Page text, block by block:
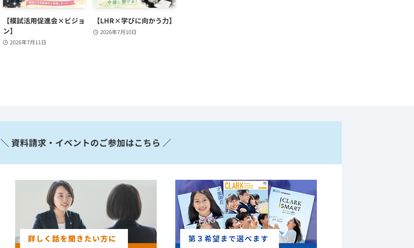
【模試活用促進会×ビジョ
ン】
2026年7月11日
【LHR×学びに向かう力】
2026年7月10日
＼ 資料請求・イベントのご参加はこちら ／